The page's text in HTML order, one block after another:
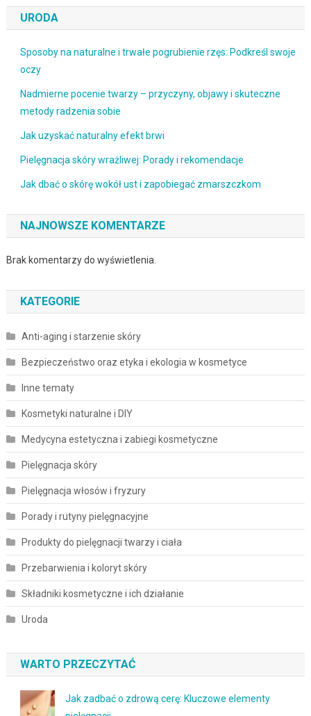
URODA
Sposoby na naturalne i trwałe pogrubienie rzęs: Podkreśl swoje
oczy
Nadmierne pocenie twarzy – przyczyny, objawy i skuteczne
metody radzenia sobie
Jak uzyskać naturalny efekt brwi
Pielęgnacja skóry wrażliwej: Porady i rekomendacje
Jak dbać o skórę wokół ust i zapobiegać zmarszczkom
NAJNOWSZE KOMENTARZE
Brak komentarzy do wyświetlenia.
KATEGORIE
Anti-aging i starzenie skóry
Bezpieczeństwo oraz etyka i ekologia w kosmetyce
Inne tematy
Kosmetyki naturalne i DIY
Medycyna estetyczna i zabiegi kosmetyczne
Pielęgnacja skóry
Pielęgnacja włosów i fryzury
Porady i rutyny pielęgnacyjne
Produkty do pielęgnacji twarzy i ciała
Przebarwienia i koloryt skóry
Składniki kosmetyczne i ich działanie
Uroda
WARTO PRZECZYTAĆ
Jak zadbać o zdrową cerę: Kluczowe elementy